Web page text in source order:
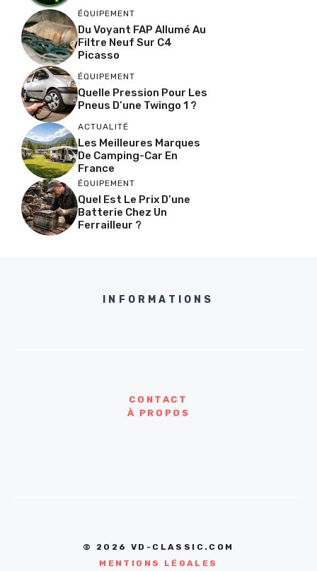
ÉQUIPEMENT
Du Voyant FAP Allumé Au
Filtre Neuf Sur C4
Picasso
ÉQUIPEMENT
Quelle Pression Pour Les
Pneus D’une Twingo 1 ?
ACTUALITÉ
Les Meilleures Marques
De Camping-Car En
France
ÉQUIPEMENT
Quel Est Le Prix D’une
Batterie Chez Un
Ferrailleur ?
INFORMATIONS
CONTACT
À PROPOS
© 2026 VD-CLASSIC.COM
MENTIONS LÉGALES